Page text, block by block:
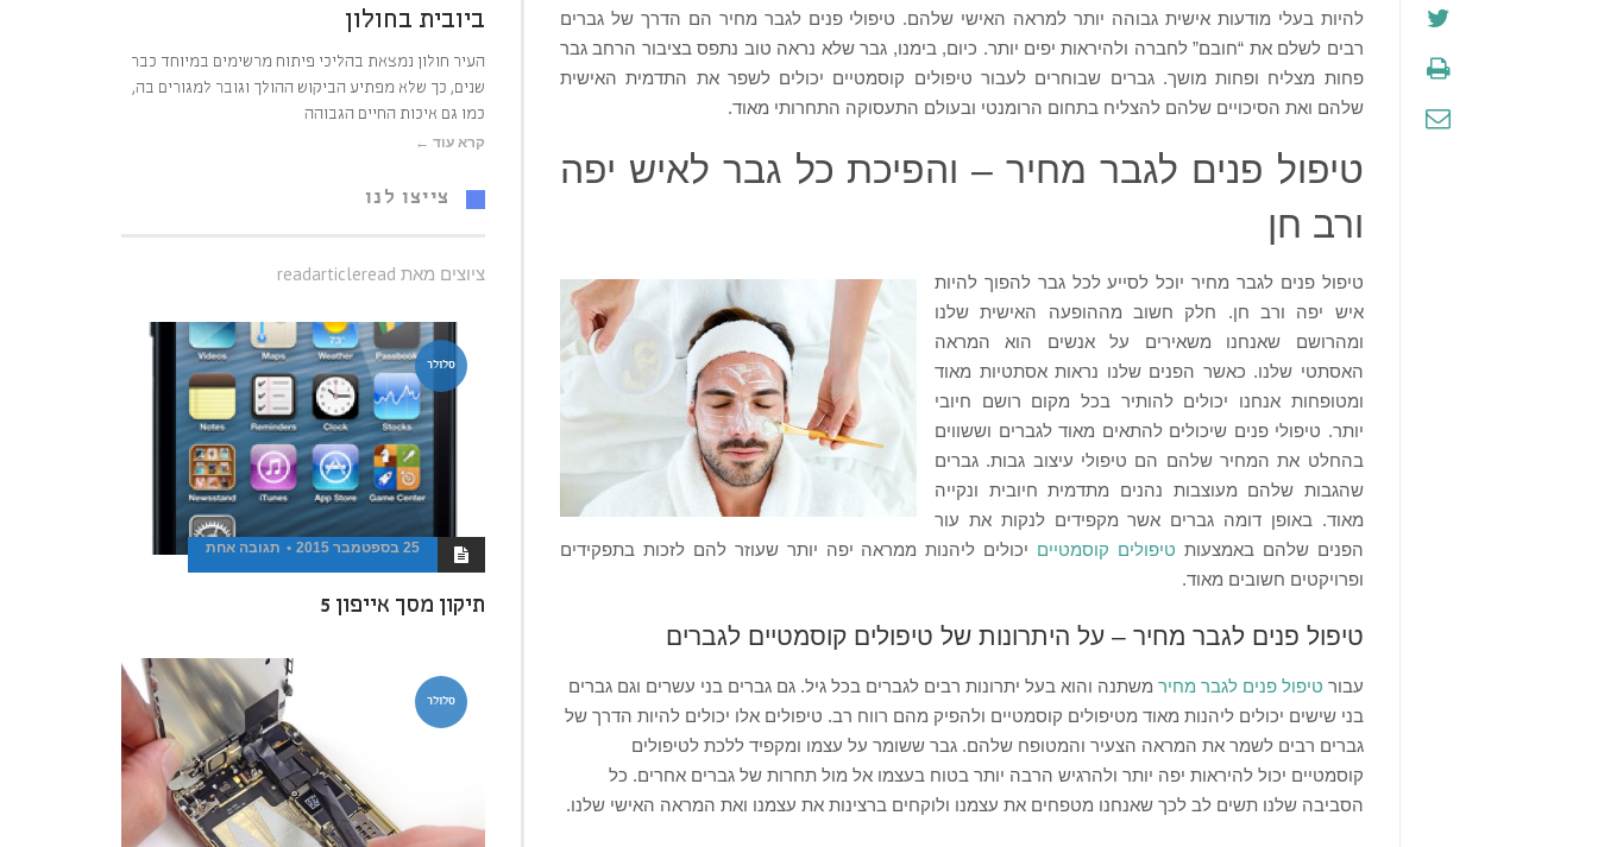
להיות בעלי מודעות אישית גבוהה יותר למראה האישי שלהם. טיפולי פנים לגבר מחיר הם הדרך של גברים
רבים לשלם את “חובם” לחברה ולהיראות יפים יותר. כיום, בימנו, גבר שלא נראה טוב נתפס בציבור הרחב גבר
פחות מצליח ופחות מושך. גברים שבוחרים לעבור טיפולים קוסמטיים יכולים לשפר את התדמית האישית
שלהם ואת הסיכויים שלהם להצליח בתחום הרומנטי ובעולם התעסוקה התחרותי מאוד.
טיפול פנים לגבר מחיר – והפיכת כל גבר לאיש יפה
ורב חן
טיפול פנים לגבר מחיר יוכל לסייע לכל גבר להפוך להיות
איש יפה ורב חן. חלק חשוב מההופעה האישית שלנו
ומהרושם שאנחנו משאירים על אנשים הוא המראה
האסתטי שלנו. כאשר הפנים שלנו נראות אסתטיות מאוד
ומטופחות אנחנו יכולים להותיר בכל מקום רושם חיובי
יותר. טיפולי פנים שיכולים להתאים מאוד לגברים וששווים
בהחלט את המחיר שלהם הם טיפולי עיצוב גבות. גברים
שהגבות שלהם מעוצבות נהנים מתדמית חיובית ונקייה
מאוד. באופן דומה גברים אשר מקפידים לנקות את עור
הפנים שלהם באמצעות טיפולים קוסמטיים יכולים ליהנות ממראה יפה יותר שעוזר להם לזכות בתפקידים
ופרויקטים חשובים מאוד.
טיפול פנים לגבר מחיר – על היתרונות של טיפולים קוסמטיים לגברים
עבור טיפול פנים לגבר מחיר משתנה והוא בעל יתרונות רבים לגברים בכל גיל. גם גברים בני עשרים וגם גברים
בני שישים יכולים ליהנות מאוד מטיפולים קוסמטיים ולהפיק מהם רווח רב. טיפולים אלו יכולים להיות הדרך של
גברים רבים לשמר את המראה הצעיר והמטופח שלהם. גבר ששומר על עצמו ומקפיד ללכת לטיפולים
קוסמטיים יכול להיראות יפה יותר ולהרגיש הרבה יותר בטוח בעצמו אל מול תחרות של גברים אחרים. כל
הסביבה שלנו תשים לב לכך שאנחנו מטפחים את עצמנו ולוקחים ברצינות את עצמנו ואת המראה האישי שלנו.
ביובית בחולון
העיר חולון נמצאת בהליכי פיתוח מרשימים במיוחד כבר
שנים, כך שלא מפתיע הביקוש ההולך וגובר למגורים בה,
כמו גם איכות החיים הגבוהה
קרא עוד ←
צייצו לנו
ציוצים מאת readarticleread
סלולר
25 בספטמבר 2015 תגובה אחת
תיקון מסך אייפון 5
סלולר